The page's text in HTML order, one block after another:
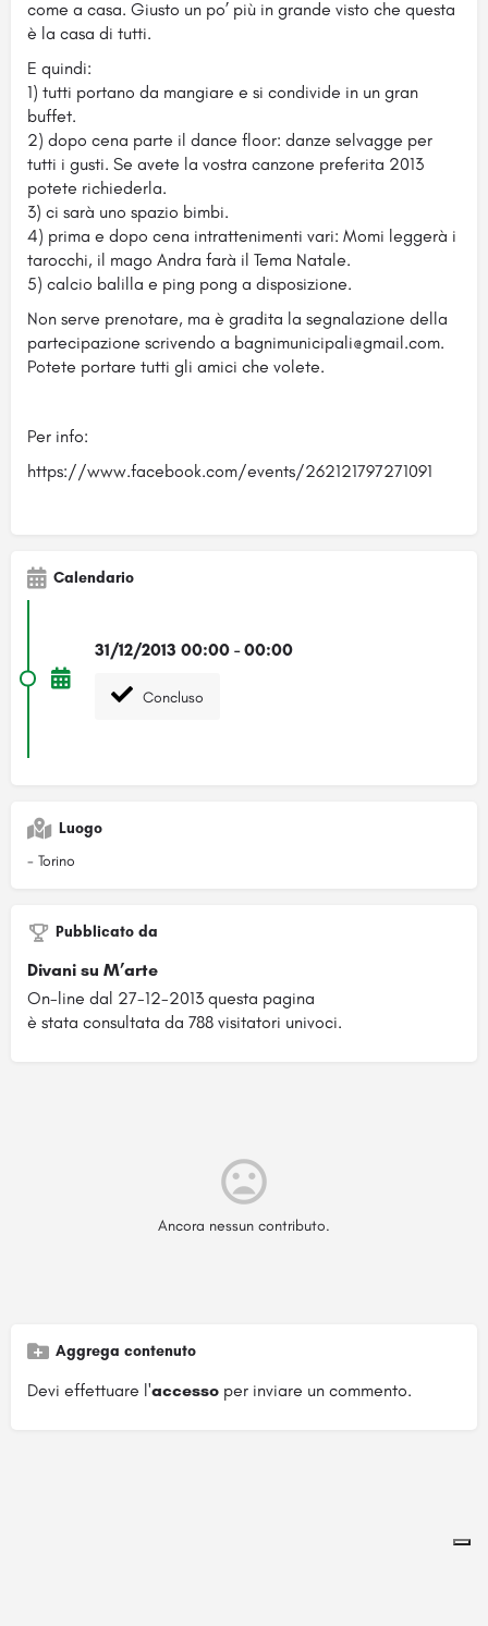
come a casa. Giusto un po’ più in grande visto che questa
è la casa di tutti.
E quindi:
1) tutti portano da mangiare e si condivide in un gran
buffet.
2) dopo cena parte il dance floor: danze selvagge per
tutti i gusti. Se avete la vostra canzone preferita 2013
potete richiederla.
3) ci sarà uno spazio bimbi.
4) prima e dopo cena intrattenimenti vari: Momi leggerà i
tarocchi, il mago Andra farà il Tema Natale.
5) calcio balilla e ping pong a disposizione.
Non serve prenotare, ma è gradita la segnalazione della
partecipazione scrivendo a bagnimunicipali@gmail.com.
Potete portare tutti gli amici che volete.
Per info:
https://www.facebook.com/events/262121797271091
Calendario
31/12/2013 00:00 - 00:00
Concluso
Luogo
- Torino
Pubblicato da
Divani su M’arte
On-line dal 27-12-2013 questa pagina
è stata consultata da 788 visitatori univoci.
Ancora nessun contributo.
Aggrega contenuto
Devi effettuare l'accesso per inviare un commento.